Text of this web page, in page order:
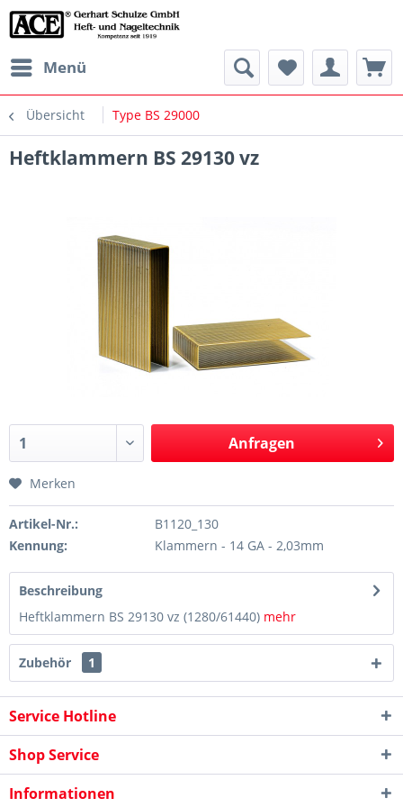
Menü
Übersicht Type BS 29000
Heftklammern BS 29130 vz
Anfragen
Merken
Artikel-Nr.:
B1120_130
Kennung:
Klammern - 14 GA - 2,03mm
Beschreibung
Heftklammern BS 29130 vz (1280/61440) mehr
Zubehör 1
Service Hotline
Shop Service
Informationen